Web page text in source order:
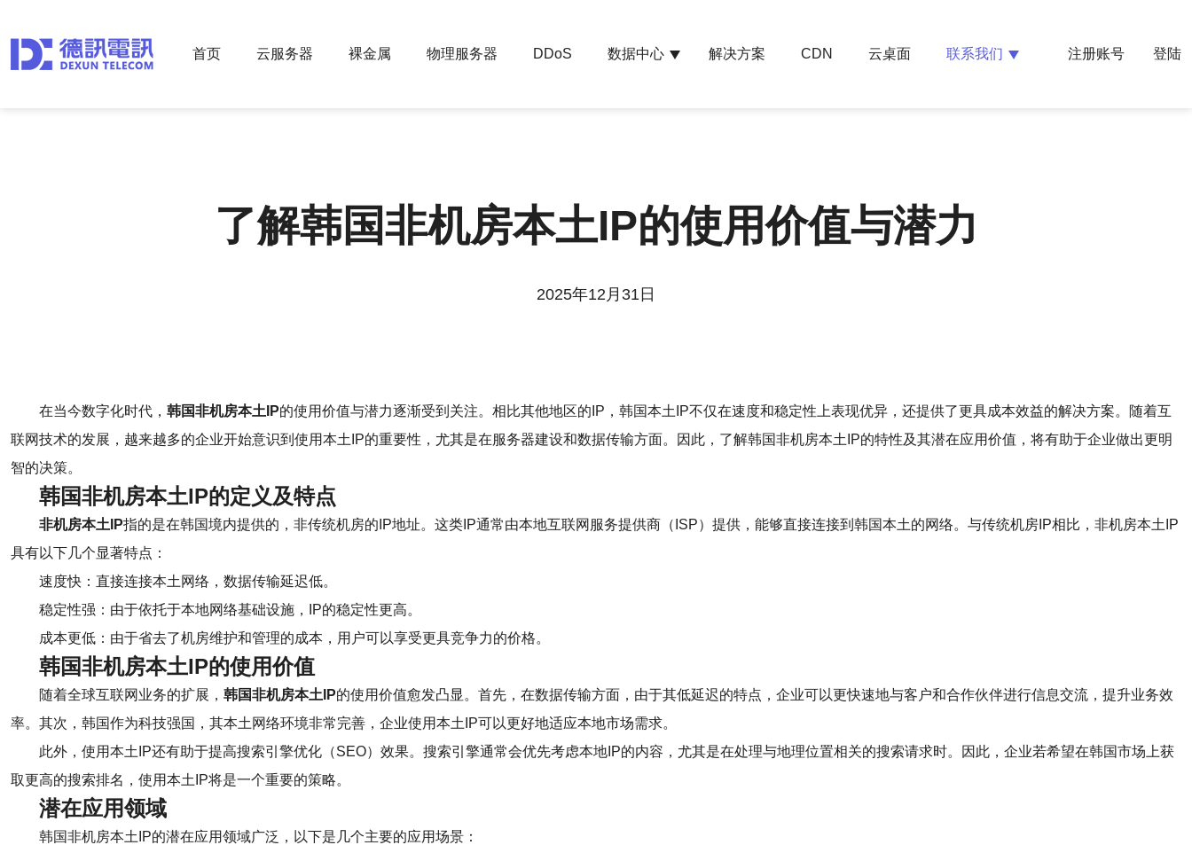
首页 云服务器 裸金属 物理服务器 DDoS 数据中心 解决方案 CDN 云桌面 联系我们 注册账号 登陆
了解韩国非机房本土IP的使用价值与潜力
2025年12月31日
在当今数字化时代， 韩国非机房本土IP的使用价值与潜力逐渐受到关注。相比其他地区的IP，韩国本土IP不仅在速度和稳定性上表现优异，还提供了更具成本效益的解决方案。随着互
联网技术的发展，越来越多的企业开始意识到使用本土IP的重要性，尤其是在服务器建设和数据传输方面。因此，了解韩国非机房本土IP的特性及其潜在应用价值，将有助于企业做出更明
智的决策。
韩国非机房本土IP的定义及特点
非机房本土IP指的是在韩国境内提供的，非传统机房的IP地址。这类IP通常由本地互联网服务提供商（ISP）提供，能够直接连接到韩国本土的网络。与传统机房IP相比，非机房本土IP
具有以下几个显著特点：
速度快：直接连接本土网络，数据传输延迟低。
稳定性强：由于依托于本地网络基础设施，IP的稳定性更高。
成本更低：由于省去了机房维护和管理的成本，用户可以享受更具竞争力的价格。
韩国非机房本土IP的使用价值
随着全球互联网业务的扩展， 韩国非机房本土IP的使用价值愈发凸显。首先，在数据传输方面，由于其低延迟的特点，企业可以更快速地与客户和合作伙伴进行信息交流，提升业务效
率。其次，韩国作为科技强国，其本土网络环境非常完善，企业使用本土IP可以更好地适应本地市场需求。
此外，使用本土IP还有助于提高搜索引擎优化（SEO）效果。搜索引擎通常会优先考虑本地IP的内容，尤其是在处理与地理位置相关的搜索请求时。因此，企业若希望在韩国市场上获
取更高的搜索排名，使用本土IP将是一个重要的策略。
潜在应用领域
韩国非机房本土IP的潜在应用领域广泛，以下是几个主要的应用场景：